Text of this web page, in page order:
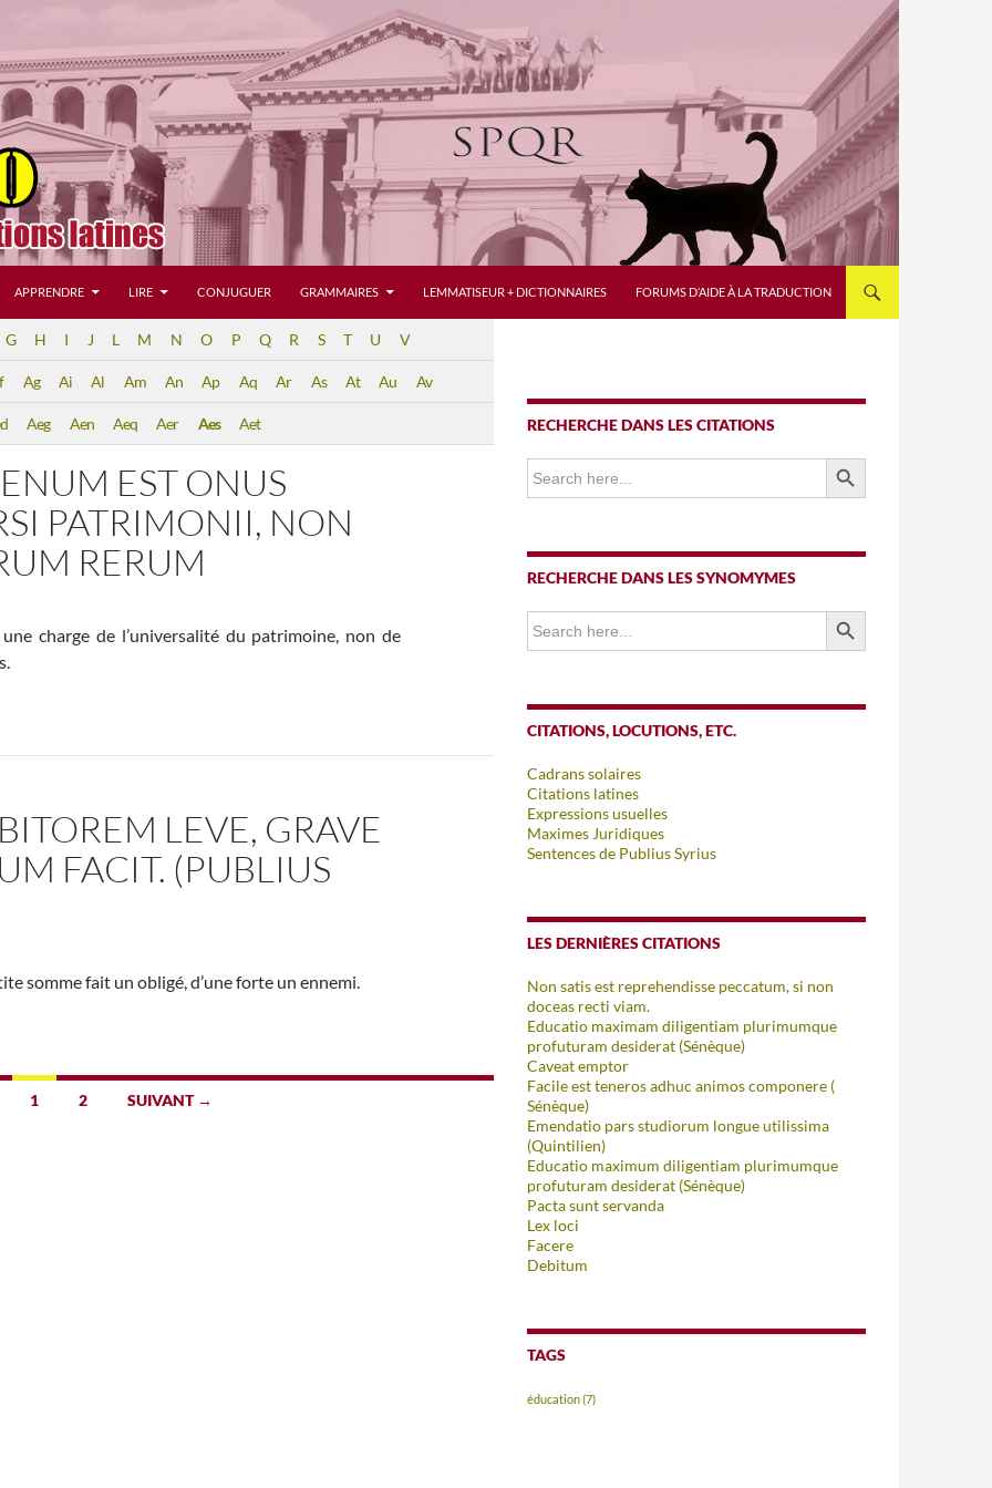
APPRENDRE LIRE CONJUGUER GRAMMAIRES LEMMATISEUR + DICTIONNAIRES FORUMS D’AIDE À LA TRADUCTION
G H I J L M N O P Q R S T U V
Ag Ai Al Am An Ap Aq Ar As At Au Av
Aeg Aen Aeq Aer Aes Aet
EST ONUS
PATRIMONII, NON
RERUM
charge de l’universalité du patrimoine, non de
LEVE, GRAVE
FACIT. (PUBLIUS
somme fait un obligé, d’une forte un ennemi.
1 2 SUIVANT →
RECHERCHE DANS LES CITATIONS
Search
for:
SEARCH BUTTON
RECHERCHE DANS LES SYNOMYMES
Search
for:
SEARCH BUTTON
CITATIONS, LOCUTIONS, ETC.
Cadrans solaires
Citations latines
Expressions usuelles
Maximes Juridiques
Sentences de Publius Syrius
LES DERNIÈRES CITATIONS
Non satis est reprehendisse peccatum, si non
doceas recti viam.
Educatio maximam diligentiam plurimumque
profuturam desiderat (Sénèque)
Caveat emptor
Facile est teneros adhuc animos componere (
Sénèque)
Emendatio pars studiorum longue utilissima
(Quintilien)
Educatio maximum diligentiam plurimumque
profuturam desiderat (Sénèque)
Pacta sunt servanda
Lex loci
Facere
Debitum
TAGS
éducation(7)